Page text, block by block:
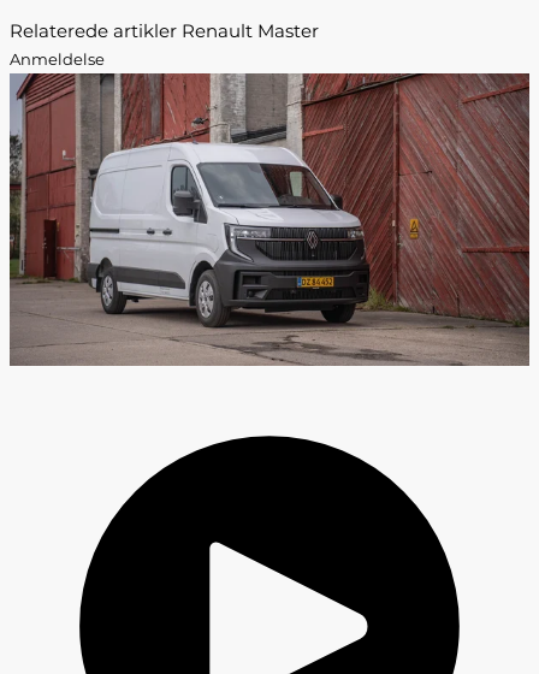
Relaterede artikler Renault Master
Anmeldelse